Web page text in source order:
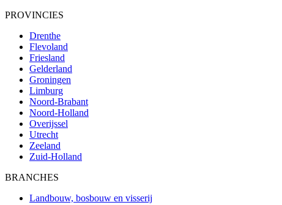
PROVINCIES
Drenthe
Flevoland
Friesland
Gelderland
Groningen
Limburg
Noord-Brabant
Noord-Holland
Overijssel
Utrecht
Zeeland
Zuid-Holland
BRANCHES
Landbouw, bosbouw en visserij